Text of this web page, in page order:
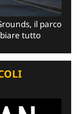
il parco
tutto